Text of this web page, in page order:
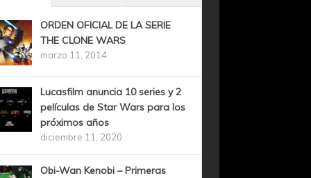
ORDEN OFICIAL DE LA SERIE
THE CLONE WARS
marzo 11, 2014
Lucasfilm anuncia 10 series y 2
películas de Star Wars para los
próximos años
diciembre 11, 2020
Obi-Wan Kenobi – Primeras